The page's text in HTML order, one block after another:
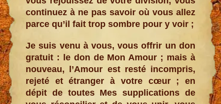
continuez à ne pas savoir où vous allez
parce qu’il fait trop sombre pour y voir ;
Je suis venu à vous, vous offrir un don
gratuit : le don de Mon Amour ; mais à
nouveau, l’Amour est resté incompris,
rejeté et étranger à votre cœur ; en
dépit de toutes Mes supplications de